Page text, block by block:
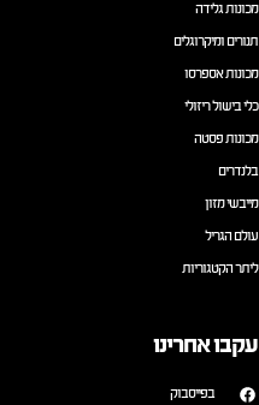
מכונות גלידה
תנורים ומיקרוגלים
מכונות אספרסו
כלי בישול ריזולי
מכונות פסטה
בלנדרים
מייבשי מזון
עולם הגריל
ליתר הקטגוריות
עקבו אחרינו
בפייסבוק